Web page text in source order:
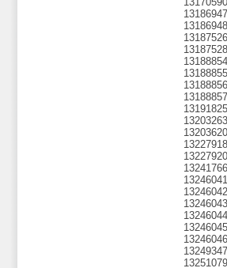
13186947
13186948
13187526
13187528
13188854
13188855
13188856
13188857
13191825
13203263
13203620
13227918
13227920
13241766
13246041
13246042
13246043
13246044
13246045
13246046
13249347
13251079